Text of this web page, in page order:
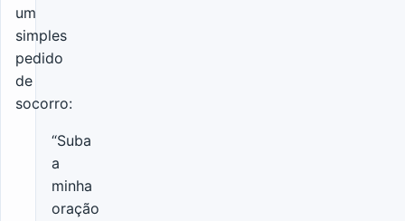
um
simples
pedido
de
socorro:
“Suba
a
minha
oração